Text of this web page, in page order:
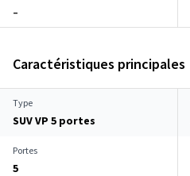
–
Caractéristiques principales
Type
SUV VP 5 portes
Portes
5